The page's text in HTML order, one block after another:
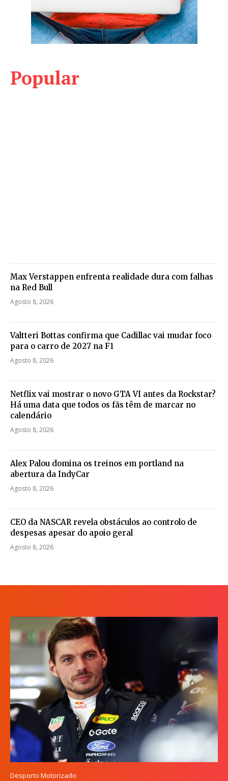
Popular
Max Verstappen enfrenta realidade dura com falhas
na Red Bull
Agosto 8, 2026
Valtteri Bottas confirma que Cadillac vai mudar foco
para o carro de 2027 na F1
Agosto 8, 2026
Netflix vai mostrar o novo GTA VI antes da Rockstar?
Há uma data que todos os fãs têm de marcar no
calendário
Agosto 8, 2026
Alex Palou domina os treinos em portland na
abertura da IndyCar
Agosto 8, 2026
CEO da NASCAR revela obstáculos ao controlo de
despesas apesar do apoio geral
Agosto 8, 2026
Desporto Motorizado